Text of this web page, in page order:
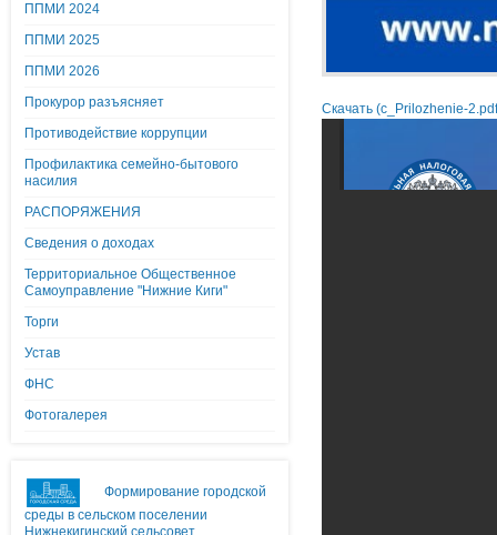
ППМИ 2024
ППМИ 2025
ППМИ 2026
Прокурор разъясняет
Противодействие коррупции
Профилактика семейно-бытового
насилия
РАСПОРЯЖЕНИЯ
Сведения о доходах
Территориальное Общественное
Самоуправление "Нижние Киги"
Торги
Устав
ФНС
Фотогалерея
Формирование городской
среды в сельском поселении
Нижнекигинский сельсовет
Скачать (c_Prilozhenie-